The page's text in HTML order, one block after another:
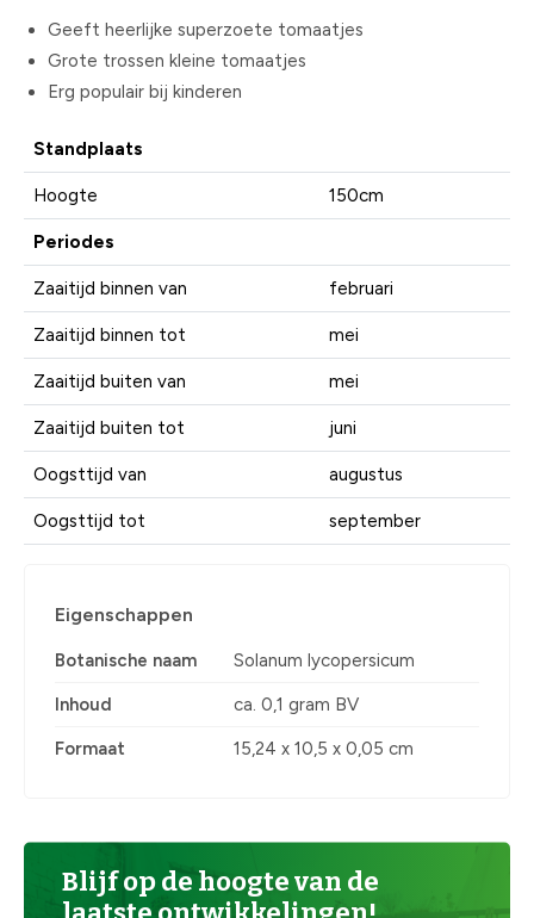
Geeft heerlijke superzoete tomaatjes
Grote trossen kleine tomaatjes
Erg populair bij kinderen
Standplaats
Hoogte 150cm
Periodes
Zaaitijd binnen van februari
Zaaitijd binnen tot mei
Zaaitijd buiten van mei
Zaaitijd buiten tot juni
Oogsttijd van augustus
Oogsttijd tot september
Eigenschappen
Botanische naam Solanum lycopersicum
Inhoud ca. 0,1 gram BV
Formaat 15,24 x 10,5 x 0,05 cm
Blijf op de hoogte van de